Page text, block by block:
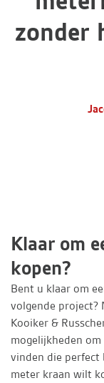
zonder
Klaar om
kopen?
Bent u klaar om
volgende project?
Kooiker &
mogelijkheden
vinden die perfect
meter kraan wilt